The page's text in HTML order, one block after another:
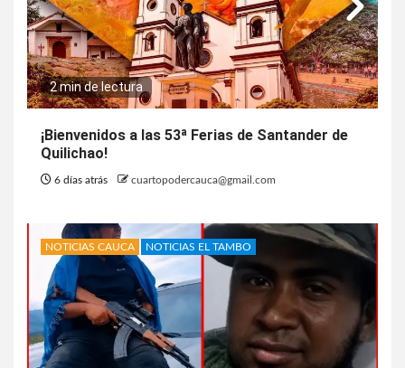
2 min de lectura
¡Bienvenidos a las 53ª Ferias de Santander de
Quilichao!
6 días atrás cuartopodercauca@gmail.com
NOTICIAS CAUCA NOTICIAS EL TAMBO